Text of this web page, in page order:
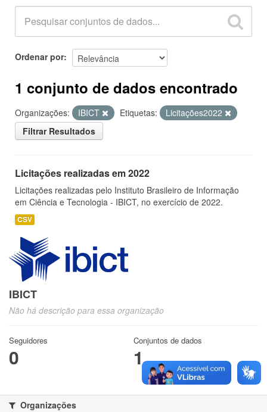
Ordenar por
1 conjunto de dados encontrado
Organizações: IBICT Etiquetas:
Licitações2022
Filtrar Resultados
Licitações realizadas em 2022
Licitações realizadas pelo Instituto Brasileiro de Informação
em Ciência e Tecnologia - IBICT, no exercício de 2022.
CSV
IBICT
Não há descrição para essa organização
Seguidores
0
Conjuntos de dados
1
Organizações